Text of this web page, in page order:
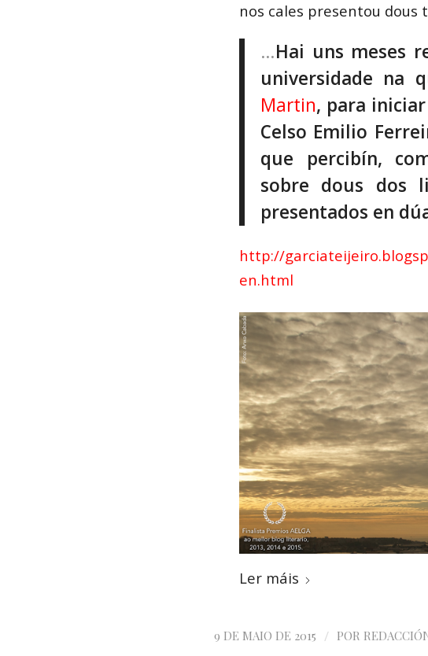
nos cales presentou dous
…Hai uns meses
universidade na
Martin, para
Celso Emilio
que percibín,
sobre dous dos
presentados en
http://
en.html
Ler máis
9 DE MAIO DE 2015 / POR